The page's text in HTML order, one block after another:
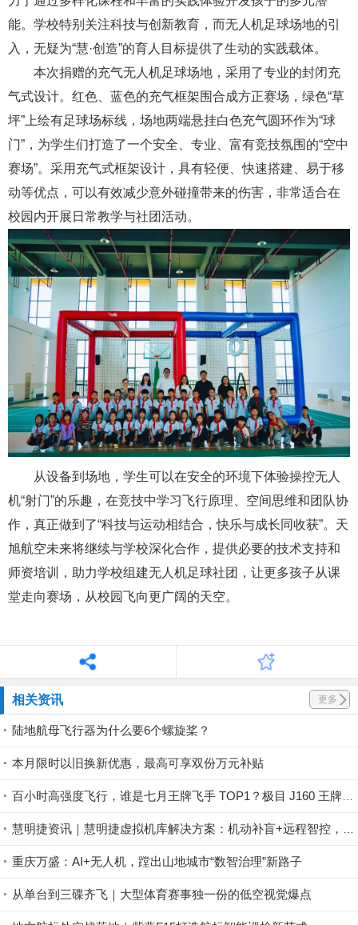
能。学校特别关注科技与创新教育，而无人机足球场地的引
入，无疑为“慧·创造”的育人目标提供了生动的实践载体。
本次捐赠的充气无人机足球场地，采用了专业的封闭充
气式设计。红色、蓝色的充气框架围合成方正赛场，绿色“草
坪”上绘有足球场标线，场地两端悬挂白色充气圆环作为“球
门”，为学生们打造了一个安全、专业、富有竞技氛围的“空中
赛场”。采用充气式框架设计，具有轻便、快速搭建、易于移
动等优点，可以有效减少意外碰撞带来的伤害，非常适合在
校园内开展日常教学与社团活动。
从设备到场地，学生可以在安全的环境下体验操控无人
机“射门”的乐趣，在竞技中学习飞行原理、空间思维和团队协
作，真正做到了“科技与运动相结合，快乐与成长同收获”。天
旭航空未来将继续与学校深化合作，提供必要的技术支持和
师资培训，助力学校组建无人机足球社团，让更多孩子从课
堂走向赛场，从校园飞向更广阔的天空。
相关资讯 更多
陆地航母飞行器为什么要6个螺旋桨？
本月限时以旧换新优惠，最高可享双份万元补贴
百小时高强度飞行，谁是七月王牌飞手 TOP1？极目 J160 王牌飞手第一赛段荣耀揭晓！
慧明捷资讯｜慧明捷虚拟机库解决方案：机动补盲+远程智控，筑牢山林防火安全屏障
重庆万盛：AI+无人机，蹚出山地城市“数智治理”新路子
从单台到三碟齐飞｜大型体育赛事独一份的低空视觉爆点